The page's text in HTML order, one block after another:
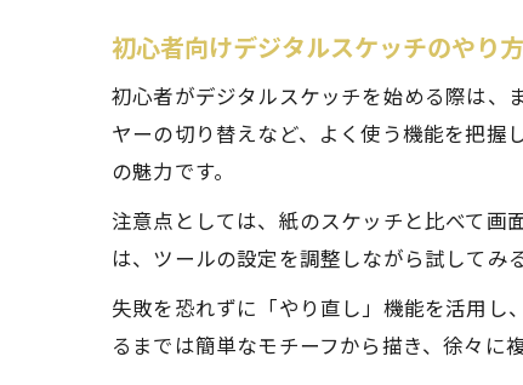
初心者向けデジタルスケッチのやり
初心者がデジタルスケッチを始める際は、
ヤーの切り替えなど、よく使う機能を把握
の魅力です。
注意点としては、紙のスケッチと比べて画
は、ツールの設定を調整しながら試してみ
失敗を恐れずに「やり直し」機能を活用し
るまでは簡単なモチーフから描き、徐々に